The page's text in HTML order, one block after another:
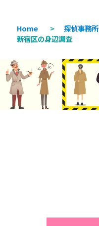
Home > 探偵事務所
新宿区の身辺調査